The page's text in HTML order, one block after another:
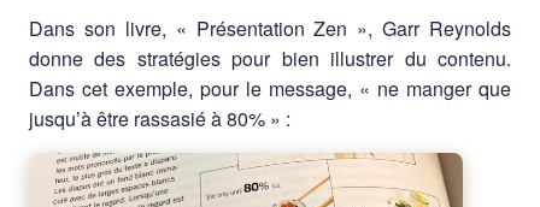
Dans son livre, « Présentation Zen », Garr Reynolds
donne des stratégies pour bien illustrer du contenu.
Dans cet exemple, pour le message, « ne manger que
jusqu’à être rassasié à 80% » :